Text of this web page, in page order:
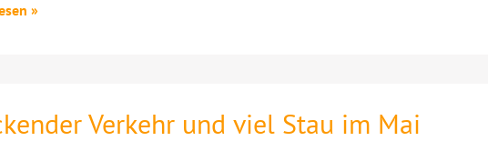
»
Verkehr und viel Stau im Mai